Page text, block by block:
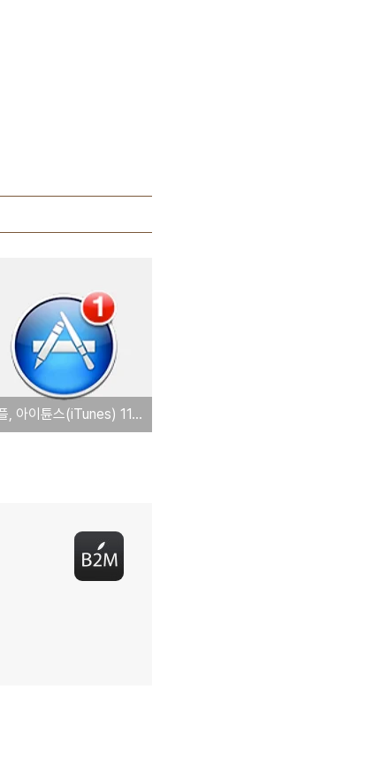
애플, 아이튠스(iTunes) 11.1.5 버전 배포. '장비 연결 문제 해결'